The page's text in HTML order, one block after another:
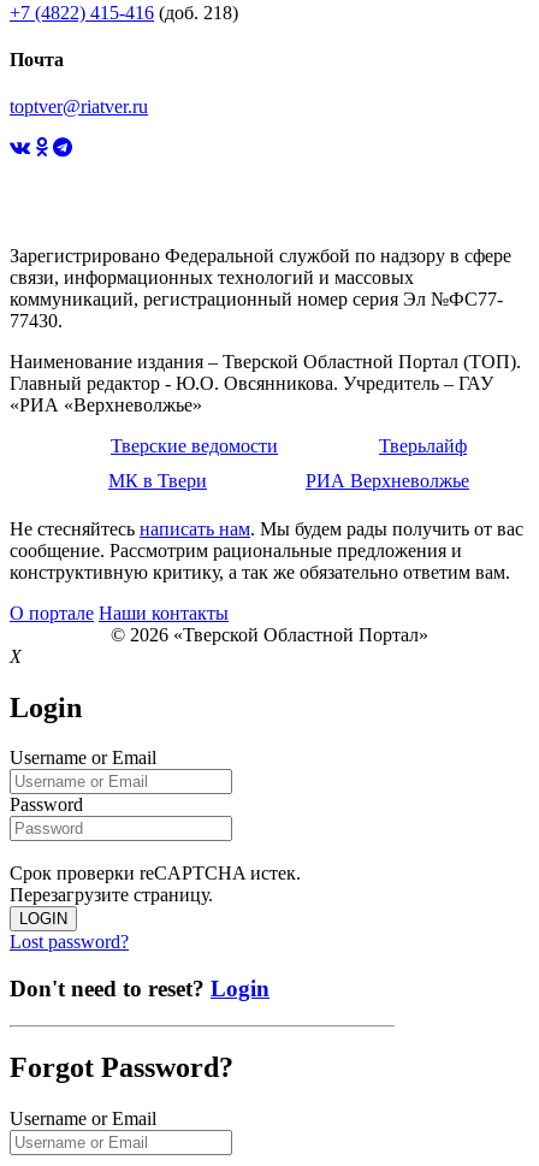
+7 (4822) 415-416 (доб. 218)
Почта
toptver@riatver.ru
Зарегистрировано Федеральной службой по надзору в сфере
связи, информационных технологий и массовых
коммуникаций, регистрационный номер серия Эл №ФС77-
77430.
Наименование издания – Тверской Областной Портал (ТОП).
Главный редактор - Ю.О. Овсянникова. Учредитель – ГАУ
«РИА «Верхневолжье»
Тверские ведомости
Тверьлайф
МК в Твери
РИА Верхневолжье
Не стесняйтесь написать нам. Мы будем рады получить от вас
сообщение. Рассмотрим рациональные предложения и
конструктивную критику, а так же обязательно ответим вам.
О портале Наши контакты
© 2026 «Тверской Областной Портал»
X
Login
Username or Email
Password
Срок проверки reCAPTCHA истек.
Перезагрузите страницу.
LOGIN
Lost password?
Don't need to reset? Login
Forgot Password?
Username or Email